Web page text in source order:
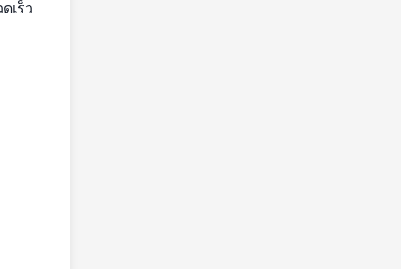
เร็ว